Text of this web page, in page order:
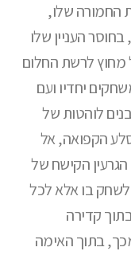
החמורה שלו,
העניין שלו
לרשת החלום
יחדיו ועם
לוהטות של
הקפואה, אל
הקישח של
בו אלא לכל
קדירה
בתוך האימה